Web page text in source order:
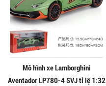
Mô hình xe Lamborghini
Aventador LP780-4 SVJ tỉ lệ 1:32